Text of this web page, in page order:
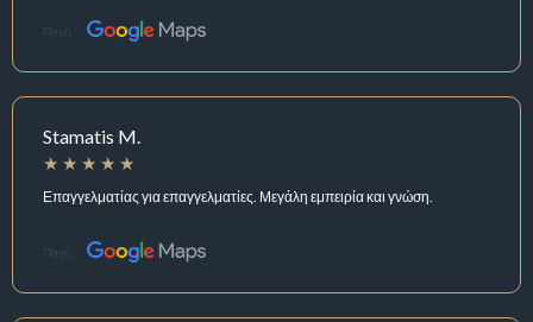
Πηγή:
Stamatis M.
Επαγγελματίας για επαγγελματίες. Μεγάλη εμπειρία και γνώση.
Πηγή: